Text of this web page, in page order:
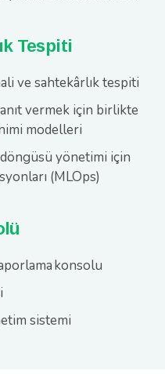
Tespiti
ve sahtekârlık tespiti
vermek için birlikte
modelleri
yönetimi için
(MLOps)
konsolu
sistemi